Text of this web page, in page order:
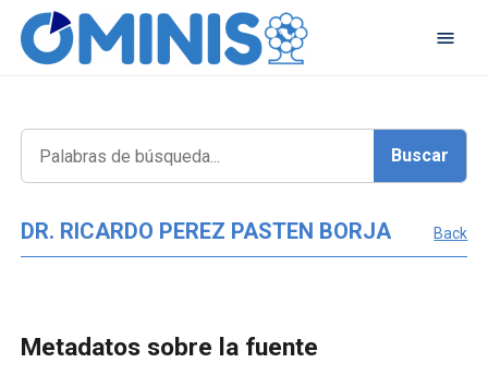
DR. RICARDO PEREZ PASTEN BORJA Back
Metadatos sobre la fuente